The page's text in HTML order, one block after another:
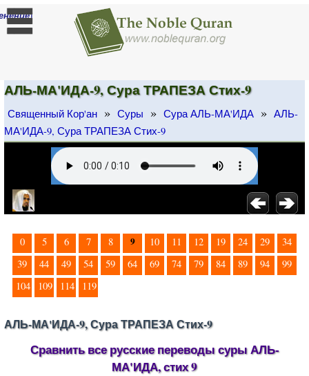
]
АЛЬ-МА'ИДА-9, Сура ТРАПЕЗА Стих-9
Священный Кор'ан » Суры » Сура АЛЬ-МА'ИДА » АЛЬ-
МА'ИДА-9, Сура ТРАПЕЗА Стих-9
0 5 6 7 8 9 10 11 12 19 24 29
34
39
44 49 54 59 64 69 74 79 84 89 94
99
104
109 114 119
АЛЬ-МА'ИДА-9, Сура ТРАПЕЗА Стих-9
Сравнить все русские переводы суры АЛЬ-
МА'ИДА, стих 9